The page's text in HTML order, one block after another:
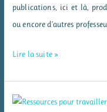
publications, ici et là,
ou encore d’autres
Rallye-
Lecture
Lire la suite »